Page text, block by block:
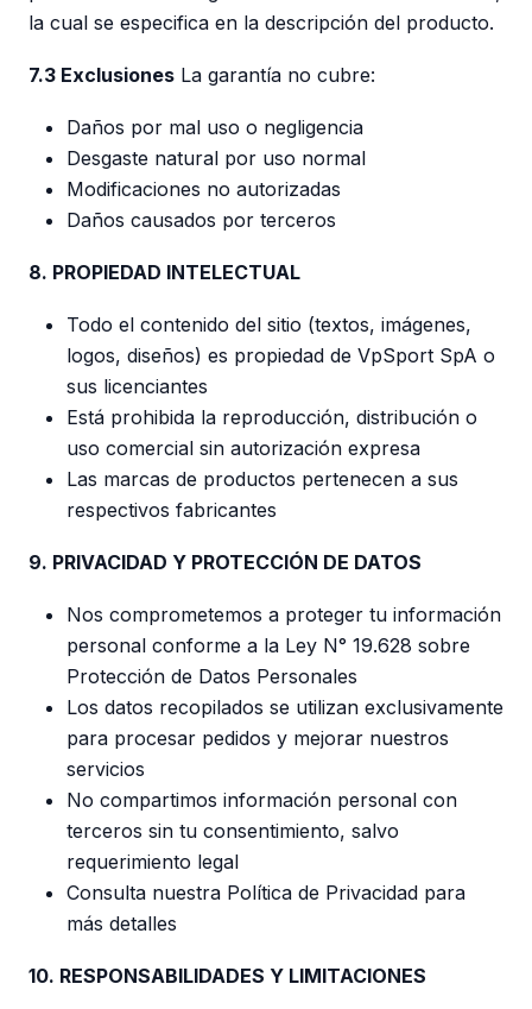
la cual se especifica en la descripción del producto.
7.3 Exclusiones La garantía no cubre:
Daños por mal uso o negligencia
Desgaste natural por uso normal
Modificaciones no autorizadas
Daños causados por terceros
8. PROPIEDAD INTELECTUAL
Todo el contenido del sitio (textos, imágenes,
logos, diseños) es propiedad de VpSport SpA o
sus licenciantes
Está prohibida la reproducción, distribución o
uso comercial sin autorización expresa
Las marcas de productos pertenecen a sus
respectivos fabricantes
9. PRIVACIDAD Y PROTECCIÓN DE DATOS
Nos comprometemos a proteger tu información
personal conforme a la Ley N° 19.628 sobre
Protección de Datos Personales
Los datos recopilados se utilizan exclusivamente
para procesar pedidos y mejorar nuestros
servicios
No compartimos información personal con
terceros sin tu consentimiento, salvo
requerimiento legal
Consulta nuestra Política de Privacidad para
más detalles
10. RESPONSABILIDADES Y LIMITACIONES